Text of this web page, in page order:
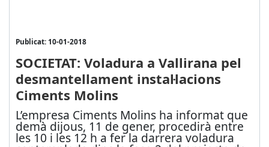
Publicat: 10-01-2018
SOCIETAT: Voladura a Vallirana pel
desmantellament instal·lacions
Ciments Molins
L’empresa Ciments Molins ha informat que
demà dijous, 11 de gener, procedirà entre
les 10 i les 12 h a fer la darrera voladura